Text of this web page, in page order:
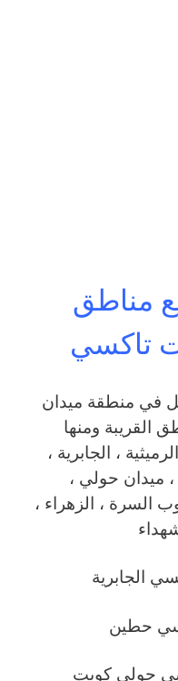
مناطق
تاكسي
في منطقة ميدان
حولي بمحافظة حولي والمناطق القريبة ‎ومنها
، الجابرية ،
ميدان حولي ،
السرة ، الزهراء ،
الجابرية
حطين
حولي كويت